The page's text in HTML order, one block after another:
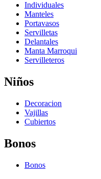
Individuales
Manteles
Portavasos
Servilletas
Delantales
Manta Marroqui
Servilleteros
Niños
Decoracion
Vajillas
Cubiertos
Bonos
Bonos